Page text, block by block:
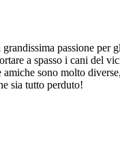
passione
a spasso i cani
sono molto
sia tutto perduto!